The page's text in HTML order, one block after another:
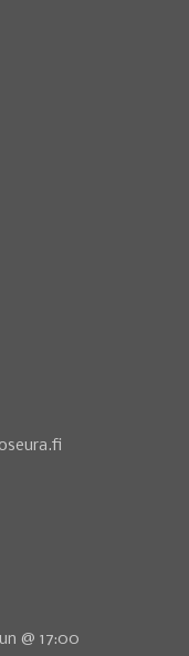
@ 17:00